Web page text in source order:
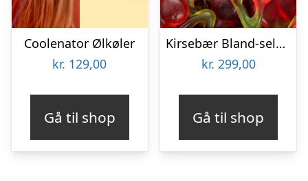
Coolenator Ølkøler
kr. 129,00
Gå til shop
Kirsebær Bland-selv slik i kasser 2,4 kg
kr. 299,00
Gå til shop